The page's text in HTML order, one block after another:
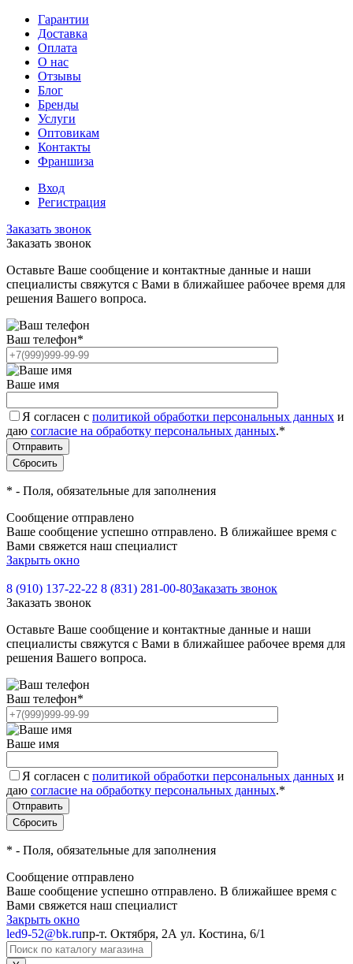
Гарантии
Доставка
Оплата
О нас
Отзывы
Блог
Бренды
Услуги
Оптовикам
Контакты
Франшиза
Вход
Регистрация
Заказать звонок
Заказать звонок
Оставьте Ваше сообщение и контактные данные и наши
специалисты свяжутся с Вами в ближайшее рабочее время для
решения Вашего вопроса.
Ваш телефон*
Ваше имя
Я согласен с политикой обработки персональных данных и
даю согласие на обработку персональных данных.*
* - Поля, обязательные для заполнения
Сообщение отправлено
Ваше сообщение успешно отправлено. В ближайшее время с
Вами свяжется наш специалист
Закрыть окно
8 (910) 137-22-22 8 (831) 281-00-80Заказать звонок
Заказать звонок
Оставьте Ваше сообщение и контактные данные и наши
специалисты свяжутся с Вами в ближайшее рабочее время для
решения Вашего вопроса.
Ваш телефон*
Ваше имя
Я согласен с политикой обработки персональных данных и
даю согласие на обработку персональных данных.*
* - Поля, обязательные для заполнения
Сообщение отправлено
Ваше сообщение успешно отправлено. В ближайшее время с
Вами свяжется наш специалист
Закрыть окно
led9-52@bk.ruпр-т. Октября, 2А ул. Костина, 6/1